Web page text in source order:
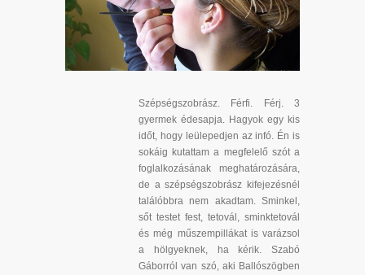
Szépségszobrász. Férfi. Férj. 3
gyermek édesapja. Hagyok egy kis
időt, hogy leülepedjen az infó. Én is
sokáig kutattam a megfelelő szót a
foglalkozásának meghatározására,
de a szépségszobrász kifejezésnél
találóbbra nem akadtam. Sminkel,
sőt testet fest, tetovál, sminktetovál
és még műszempillákat is varázsol
a hölgyeknek, ha kérik. Szabó
Gáborról van szó, aki Ballószögben